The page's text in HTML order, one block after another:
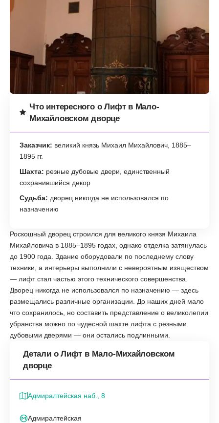
Что интересного о Лифт в Мало-
Михайловском дворце
Заказчик: великий князь Михаил Михайлович, 1885–
1895 гг.
Шахта: резные дубовые двери, единственный
сохранившийся декор
Судьба: дворец никогда не использовался по
назначению
Роскошный дворец строился для великого князя Михаила
Михайловича в 1885–1895 годах, однако отделка затянулась
до 1900 года. Здание оборудовали по последнему слову
техники, а интерьеры выполнили с невероятным изяществом
— лифт стал частью этого технического совершенства.
Дворец никогда не использовался по назначению — здесь
размещались различные организации. До наших дней мало
что сохранилось, но составить представление о великолепии
убранства можно по чудесной шахте лифта с резными
дубовыми дверями — они остались подлинными.
Детали о Лифт в Мало-Михайловском
дворце
Адмиралтейская наб., 8
Адмиралтейская